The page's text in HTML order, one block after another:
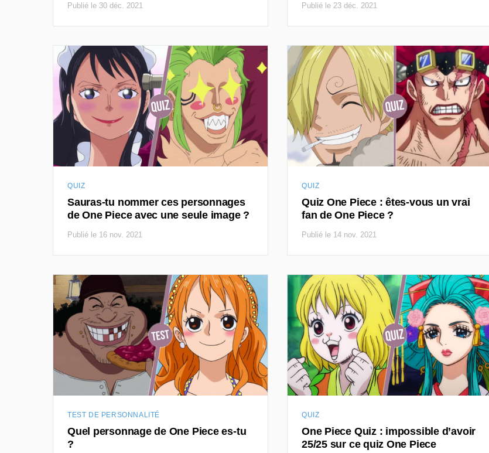
Publié le 30 déc. 2021 Publié le 23 déc. 2021
QUIZ
Sauras-tu nommer ces personnages
de One Piece avec une seule image ?
Publié le 16 nov. 2021
QUIZ
Quiz One Piece : êtes-vous un vrai
fan de One Piece ?
Publié le 14 nov. 2021
TEST DE PERSONNALITÉ
Quel personnage de One Piece es-tu
?
QUIZ
One Piece Quiz : impossible d’avoir
25/25 sur ce quiz One Piece